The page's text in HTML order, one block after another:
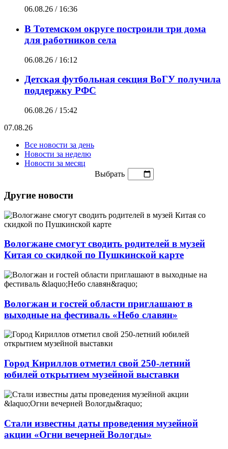
06.08.26 / 16:36
В Тотемском округе построили три дома
для работников села
06.08.26 / 16:12
Детская футбольная секция ВоГУ получила
поддержку РФС
06.08.26 / 15:42
07.08.26
Все новости за день
Новости за неделю
Новости за месяц
Выбрать
Другие новости
Вологжане смогут сводить родителей в музей
Китая со скидкой по Пушкинской карте
Вологжан и гостей области приглашают в
выходные на фестиваль «Небо славян»
Город Кириллов отметил свой 250-летний
юбилей открытием музейной выставки
Стали известны даты проведения музейной
акции «Огни вечерней Вологды»